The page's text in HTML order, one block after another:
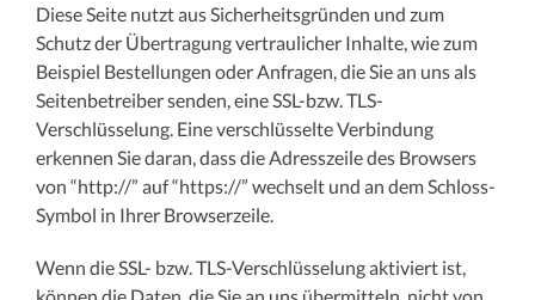
Diese Seite nutzt aus Sicherheitsgründen und zum
Schutz der Übertragung vertraulicher Inhalte, wie zum
Beispiel Bestellungen oder Anfragen, die Sie an uns als
Seitenbetreiber senden, eine SSL-bzw. TLS-
Verschlüsselung. Eine verschlüsselte Verbindung
erkennen Sie daran, dass die Adresszeile des Browsers
von “http://” auf “https://” wechselt und an dem Schloss-
Symbol in Ihrer Browserzeile.
Wenn die SSL- bzw. TLS-Verschlüsselung aktiviert ist,
können die Daten, die Sie an uns übermitteln, nicht von